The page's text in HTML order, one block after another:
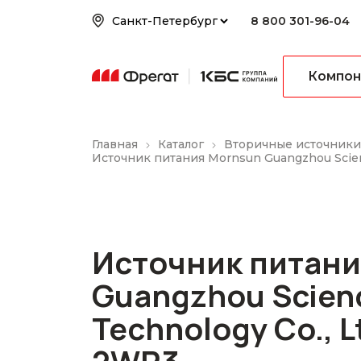
8 800 301-96-04
Главная Каталог
Вторичные
Источник питания Mornsun Guangzhou
Источник
Guangzhou
Technology Co.,